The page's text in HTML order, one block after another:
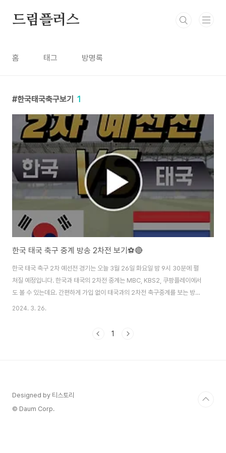
드림플러스
홈 태그 방명록
한국태국축구보기 1
한국 태국 축구 중계 방송 2차전 보기⚽🔴
한국 태국 축구 2차 예선전 경기는 오늘 3월 26일 화요일 밤 9시 30분에 펼
쳐질 예정입니다. 한국과 태국의 2차전 중계는 MBC, KBS2, 쿠팡플레이에서
도 볼 수 있는데요. 간편하게 가입 없이 태국과의 2차전 축구중계를 보는 방법
은 위의 목차를 참고하시면 한 방에 볼 수 있습니다. 주의하실 점은 한국 태국
끝나기 전에 한국 태국 축구 중계방송을 보는 것을 서둘러 주세요! 한국 vs 태
2024. 3. 26.
1
Designed by 티스토리
© Daum Corp.